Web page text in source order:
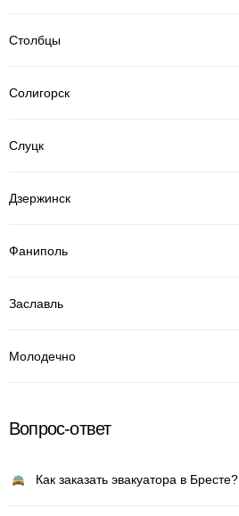
Столбцы
Солигорск
Слуцк
Дзержинск
Фаниполь
Заславль
Молодечно
Вопрос-ответ
Как заказать эвакуатора в Бресте?